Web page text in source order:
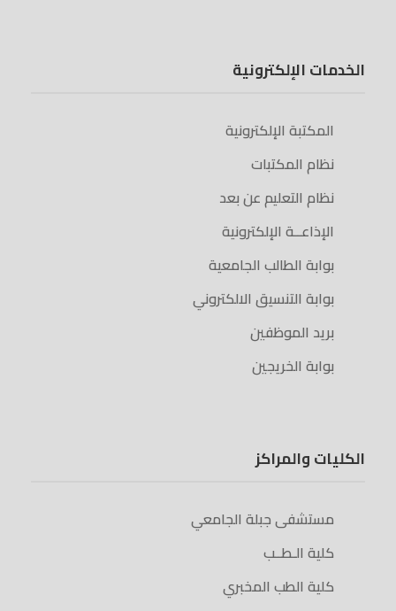
الخدمات الإلكترونية
المكتبة الإلكترونية
نظام المكتبات
نظام التعليم عن بعد
الإذاعــة الإلكترونية
بوابة الطالب الجامعية
بوابة التنسيق الالكتروني
بريد الموظفين
بوابة الخريجين
الكليات والمراكز
مستشفى جبلة الجامعي
كلية الـطــب
كلية الطب المخبري